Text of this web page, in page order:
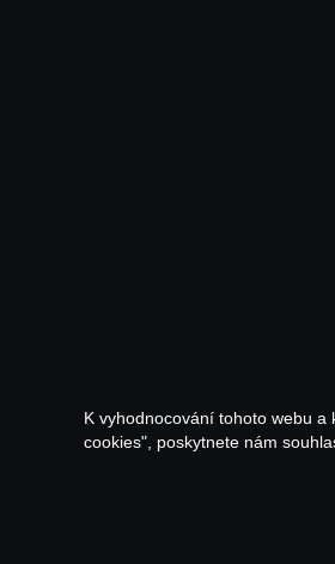
K vyhodnocování tohoto webu a
cookies", poskytnete nám